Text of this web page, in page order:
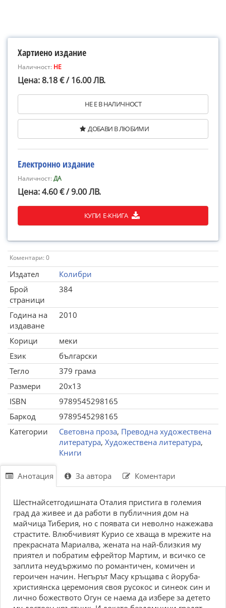
Хартиено издание
Наличност: НЕ
Цена: 8.18 € / 16.00 ЛВ.
НЕ Е В НАЛИЧНОСТ
ДОБАВИ В ЛЮБИМИ
Електронно издание
Наличност:ДА
Цена: 4.60 € / 9.00 ЛВ.
КУПИ Е-КНИГА
Коментари: 0
Издател
Колибри
Брой
страници
384
Година на
издаване
2010
Корици
меки
Език
български
Тегло
379 грама
Размери
20x13
ISBN
9789545298165
Баркод
9789545298165
Категории
Световна проза, Преводна художествена
литература, Художествена литература,
Книги
Анотация За автора Коментари
Шестнайсетгодишната Оталия пристига в големия
град да живее и да работи в публичния дом на
майчица Тиберия, но с появата си неволно нажежава
страстите. Влюбчивият Курио се хваща в мрежите на
прекрасната Мариалва, жената на най-близкия му
приятел и побратим ефрейтор Мартим, и всичко се
заплита неудържимо по романтичен, комичен и
героичен начин. Негърът Масу кръщава с йоруба-
християнска церемония своя русокос и синеок син и
лично божеството Огун се наема да избере за детето